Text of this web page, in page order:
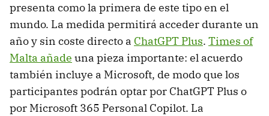
presenta como la primera de este tipo en el
mundo. La medida permitirá acceder durante un
año y sin coste directo a ChatGPT Plus. Times of
Malta añade una pieza importante: el acuerdo
también incluye a Microsoft, de modo que los
participantes podrán optar por ChatGPT Plus o
por Microsoft 365 Personal Copilot. La